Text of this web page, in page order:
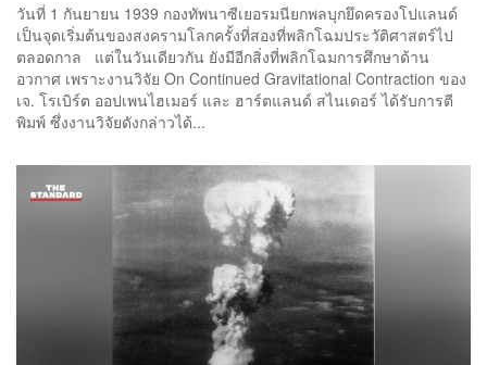
วันที่ 1 กันยายน 1939 กองทัพนาซีเยอรมนียกพลบุกยึดครองโปแลนด์
เป็นจุดเริ่มต้นของสงครามโลกครั้งที่สองที่พลิกโฉมประวัติศาสตร์ไป
ตลอดกาล แต่ในวันเดียวกัน ยังมีอีกสิ่งที่พลิกโฉมการศึกษาด้าน
อวกาศ เพราะงานวิจัย On Continued Gravitational Contraction ของ
เจ. โรเบิร์ต ออปเพนไฮเมอร์ และ ฮาร์ตแลนด์ สไนเดอร์ ได้รับการตี
พิมพ์ ซึ่งงานวิจัยดังกล่าวได้...